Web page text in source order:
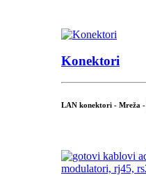
Konektori
LAN konektori - Mreža -